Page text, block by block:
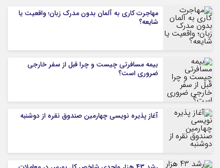
مهاجرت کاری به آلمان بدون مدرک زبان؛ واقعیت یا
شایعه؟
بیمه مسافرتی چیست و چرا قبل از سفر خارجی
ضروری است؟
آغاز پذیره نویسی چهارمین صندوق نقره از دوشنبه